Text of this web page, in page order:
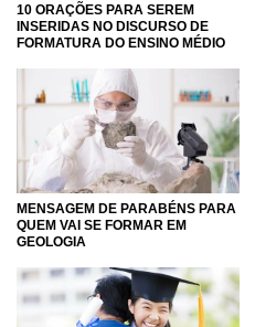
10 ORAÇÕES PARA SEREM
INSERIDAS NO DISCURSO DE
FORMATURA DO ENSINO MÉDIO
MENSAGEM DE PARABÉNS PARA
QUEM VAI SE FORMAR EM
GEOLOGIA